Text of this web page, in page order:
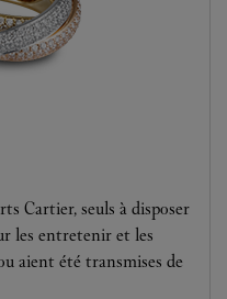
Cartier, seuls à disposer
les entretenir et les
aient été transmises de